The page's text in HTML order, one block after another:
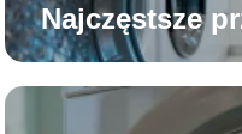
Najczęstsze
rozwiązania